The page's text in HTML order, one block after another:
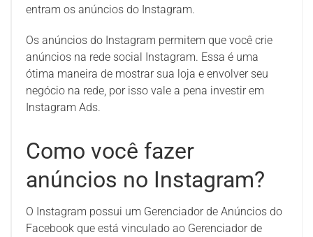
entram os anúncios do Instagram.
Os anúncios do Instagram permitem que você crie
anúncios na rede social Instagram. Essa é uma
ótima maneira de mostrar sua loja e envolver seu
negócio na rede, por isso vale a pena investir em
Instagram Ads.
Como você fazer
anúncios no Instagram?
O Instagram possui um Gerenciador de Anúncios do
Facebook que está vinculado ao Gerenciador de